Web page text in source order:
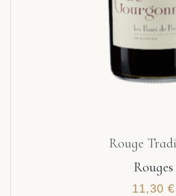
Rouge
Rouges
11,30 €